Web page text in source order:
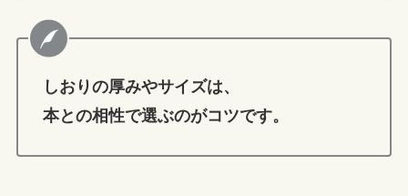
しおりの厚みやサイズは、
本との相性で選ぶのがコツです。